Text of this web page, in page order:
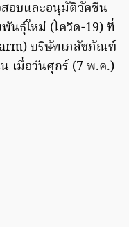
สอบและอนุมัติวัคซีน
นธุ์ใหม่ (โควิด-19) ที่
บริษัทเภสัชภัณฑ์
เมื่อวันศุกร์ (7 พ.ค.)